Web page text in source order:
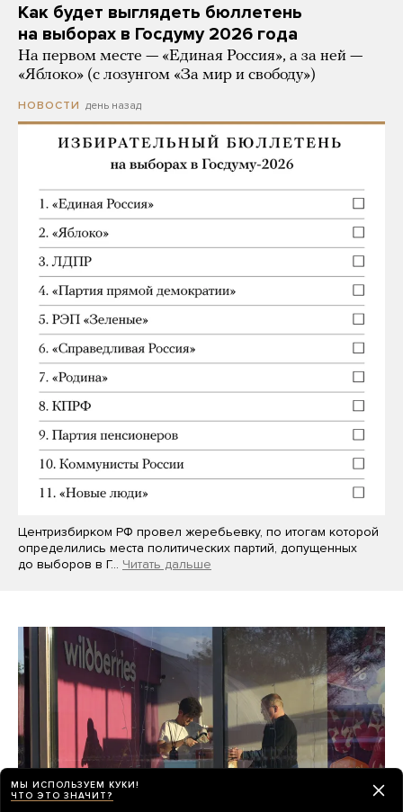
Как будет выглядеть бюллетень
на выборах в Госдуму 2026 года
На первом месте — «Единая Россия», а за ней —
«Яблоко» (с лозунгом «За мир и свободу»)
НОВОСТИ день назад
Центризбирком РФ провел жеребьевку, по итогам которой
определились места политических партий, допущенных
до выборов в Г… Читать дальше
МЫ ИСПОЛЬЗУЕМ КУКИ!
ЧТО ЭТО ЗНАЧИТ?